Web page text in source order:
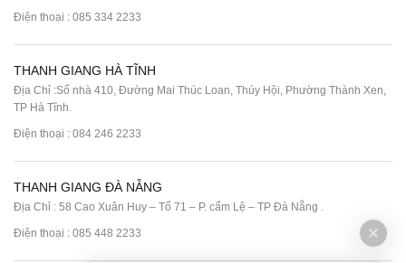
Điện thoại : 085 334 2233
THANH GIANG HÀ TĨNH
Địa Chỉ :Số nhà 410, Đường Mai Thúc Loan, Thúy Hội, Phường Thành Xen,
TP Hà Tĩnh.
Điện thoại : 084 246 2233
THANH GIANG ĐÀ NẴNG
Địa Chỉ : 58 Cao Xuân Huy – Tổ 71 – P. cẩm Lệ – TP Đà Nẵng .
Điện thoại : 085 448 2233